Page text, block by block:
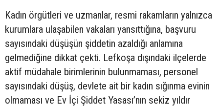
Kadın örgütleri ve uzmanlar, resmi rakamların yalnızca
kurumlara ulaşabilen vakaları yansıttığına, başvuru
sayısındaki düşüşün şiddetin azaldığı anlamına
gelmediğine dikkat çekti. Lefkoşa dışındaki ilçelerde
aktif müdahale birimlerinin bulunmaması, personel
sayısındaki düşüş, devlete ait bir kadın sığınma evinin
olmaması ve Ev İçi Şiddet Yasası’nın sekiz yıldır